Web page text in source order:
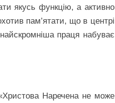
якусь функцію, а активно
пам’ятати, що в центрі
праця набуває
Наречена не може